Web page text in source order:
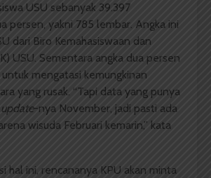
USU sebanyak 39.397
persen, yakni 785 lembar. Angka ini
dari Biro Kemahasiswaan dan
USU. Sementara angka dua persen
mengatasi kemungkinan
yang rusak. “Tapi data yang punya
update-nya November, jadi pasti ada
wisuda Februari kemarin,” kata
hal ini, rencananya KPU akan minta